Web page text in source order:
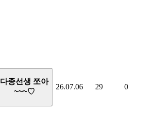
다종선생 쪼아
~~~♡
26.07.06 29 0